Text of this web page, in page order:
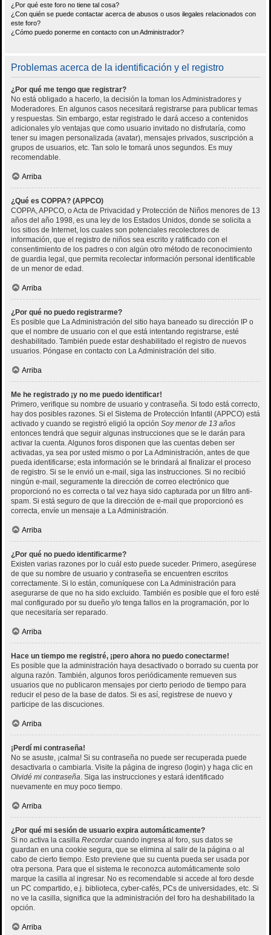
¿Por qué este foro no tiene tal cosa?
¿Con quién se puede contactar acerca de abusos o usos ilegales relacionados con
este foro?
¿Cómo puedo ponerme en contacto con un Administrador?
Problemas acerca de la identificación y el registro
¿Por qué me tengo que registrar?
No está obligado a hacerlo, la decisión la toman los Administradores y
Moderadores. En algunos casos necesitará registrarse para publicar temas
y respuestas. Sin embargo, estar registrado le dará acceso a contenidos
adicionales y/o ventajas que como usuario invitado no disfrutaría, como
tener su imagen personalizada (avatar), mensajes privados, suscripción a
grupos de usuarios, etc. Tan solo le tomará unos segundos. Es muy
recomendable.
Arriba
¿Qué es COPPA? (APPCO)
COPPA, APPCO, o Acta de Privacidad y Protección de Niños menores de 13
años del año 1998, es una ley de los Estados Unidos, donde se solicita a
los sitios de Internet, los cuales son potenciales recolectores de
información, que el registro de niños sea escrito y ratificado con el
consentimiento de los padres o con algún otro método de reconocimiento
de guardia legal, que permita recolectar información personal identificable
de un menor de edad.
Arriba
¿Por qué no puedo registrarme?
Es posible que La Administración del sitio haya baneado su dirección IP o
que el nombre de usuario con el que está intentando registrarse, esté
deshabilitado. También puede estar deshabilitado el registro de nuevos
usuarios. Póngase en contacto con La Administración del sitio.
Arriba
Me he registrado ¡y no me puedo identificar!
Primero, verifique su nombre de usuario y contraseña. Si todo está correcto,
hay dos posibles razones. Si el Sistema de Protección Infantil (APPCO) está
activado y cuando se registró eligió la opción Soy menor de 13 años
entonces tendrá que seguir algunas instrucciones que se le darán para
activar la cuenta. Algunos foros disponen que las cuentas deben ser
activadas, ya sea por usted mismo o por La Administración, antes de que
pueda identificarse; esta información se le brindará al finalizar el proceso
de registro. Si se le envió un e-mail, siga las instrucciones. Si no recibió
ningún e-mail, seguramente la dirección de correo electrónico que
proporcionó no es correcta o tal vez haya sido capturada por un filtro anti-
spam. Si está seguro de que la dirección de e-mail que proporcionó es
correcta, envíe un mensaje a La Administración.
Arriba
¿Por qué no puedo identificarme?
Existen varias razones por lo cuál esto puede suceder. Primero, asegúrese
de que su nombre de usuario y contraseña se encuentren escritos
correctamente. Si lo están, comuníquese con La Administración para
asegurarse de que no ha sido excluido. También es posible que el foro esté
mal configurado por su dueño y/o tenga fallos en la programación, por lo
que necesitaría ser reparado.
Arriba
Hace un tiempo me registré, ¡pero ahora no puedo conectarme!
Es posible que la administración haya desactivado o borrado su cuenta por
alguna razón. También, algunos foros periódicamente remueven sus
usuarios que no publicaron mensajes por cierto periodo de tiempo para
reducir el peso de la base de datos. Si es así, registrese de nuevo y
participe de las discuciones.
Arriba
¡Perdí mi contraseña!
No se asuste, ¡calma! Si su contraseña no puede ser recuperada puede
desactivarla o cambiarla. Visite la página de ingreso (login) y haga clic en
Olvidé mi contraseña. Siga las instrucciones y estará identificado
nuevamente en muy poco tiempo.
Arriba
¿Por qué mi sesión de usuario expira automáticamente?
Si no activa la casilla Recordarcuando ingresa al foro, sus datos se
guardan en una cookie segura, que se elimina al salir de la página o al
cabo de cierto tiempo. Esto previene que su cuenta pueda ser usada por
otra persona. Para que el sistema le reconozca automáticamente solo
marque la casilla al ingresar. No es recomendable si accede al foro desde
un PC compartido, e.j. biblioteca, cyber-cafés, PCs de universidades, etc. Si
no ve la casilla, significa que la administración del foro ha deshabilitado la
opción.
Arriba